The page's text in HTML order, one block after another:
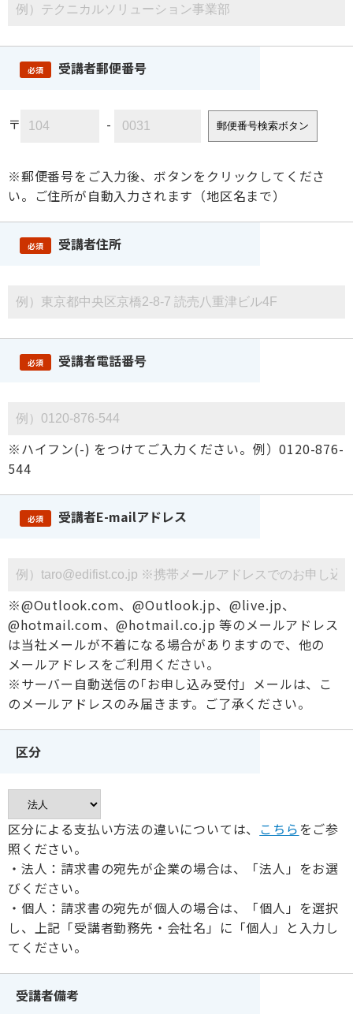
必須 受講者郵便番号
〒 - 郵便番号検索ボタン
※郵便番号をご入力後、ボタンをクリックしてくださ
い。ご住所が自動入力されます（地区名まで）
必須 受講者住所
必須 受講者電話番号
※ハイフン(-) をつけてご入力ください。例）0120-876-
544
必須 受講者E-mailアドレス
※@Outlook.com、@Outlook.jp、@live.jp、
@hotmail.com、@hotmail.co.jp 等のメールアドレス
は当社メールが不着になる場合がありますので、他の
メールアドレスをご利用ください。
※サーバー自動送信の｢お申し込み受付」メールは、こ
のメールアドレスのみ届きます。ご了承ください。
区分
区分による支払い方法の違いについては、 こちらをご参
照ください。
・法人：請求書の宛先が企業の場合は、「法人」をお選
びください。
・個人：請求書の宛先が個人の場合は、「個人」を選択
し、上記「受講者勤務先・会社名」に「個人」と入力し
てください。
受講者備考